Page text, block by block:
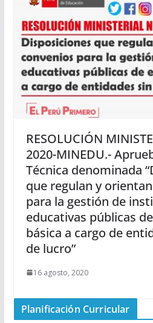
RESOLUCIÓN
2020-MINEDU.-
Técnica denominada
que regulan y
para la gestión de
educativas públicas
básica a cargo de
de lucro”
16 agosto, 2020
Planificación Curricular